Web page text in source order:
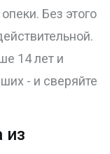
Без этого
14 лет и
- и сверяйте
из